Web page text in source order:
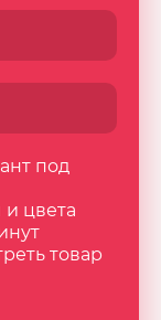
под
цвета
товар